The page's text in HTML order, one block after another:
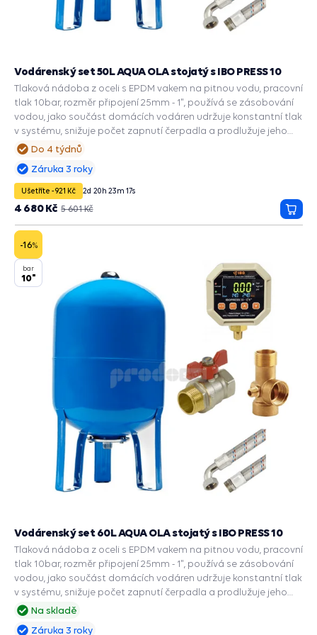
Do 4 týdnů
Vodárenský set 50L AQUA OLA stojatý s IBO PRESS 10
Tlaková nádoba z oceli s EPDM vakem na pitnou vodu, pracovní
tlak 10bar, rozměr připojení 25mm - 1", používá se zásobování
vodou, jako součást domácích vodáren udržuje konstantní tlak
v systému, snižuje počet zapnutí čerpadla a prodlužuje jeho
životnost, zabudované příslušenství a ochranné funkce: PRESS
Manometr, Ochrana chodu na sucho, Ochrana proti přetížení,
Ochrana proti vodnímu rázu.
Záruka 3 roky
Ušetříte -921 Kč 2d 20h 23m 16s
5 601 Kč
4 680 Kč
do
-16%
bar
10"
Na skladě
Vodárenský set 60L AQUA OLA stojatý s IBO PRESS 10
Tlaková nádoba z oceli s EPDM vakem na pitnou vodu, pracovní
tlak 10bar, rozměr připojení 25mm - 1", používá se zásobování
vodou, jako součást domácích vodáren udržuje konstantní tlak
v systému, snižuje počet zapnutí čerpadla a prodlužuje jeho
životnost, zabudované příslušenství a ochranné funkce: PRESS
Záruka 3 roky